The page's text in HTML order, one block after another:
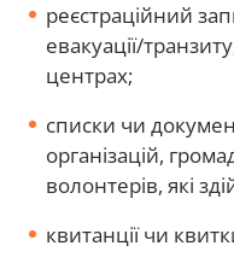
реєстраційний
евакуації/
центрах;
списки чи
організацій,
волонтерів, які
квитанції чи